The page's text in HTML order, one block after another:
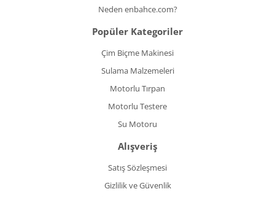
Neden enbahce.com?
Popüler Kategoriler
Çim Biçme Makinesi
Sulama Malzemeleri
Motorlu Tırpan
Motorlu Testere
Su Motoru
Alışveriş
Satış Sözleşmesi
Gizlilik ve Güvenlik